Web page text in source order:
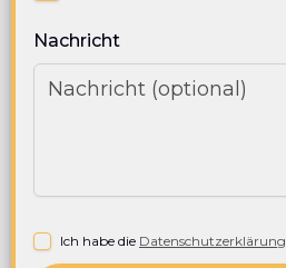
Nachricht
Ich habe die Datenschutzerklärung